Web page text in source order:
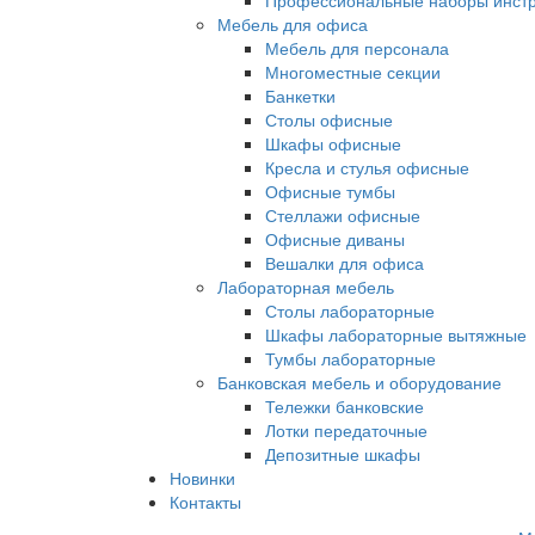
Мебель для офиса
Мебель для персонала
Многоместные секции
Банкетки
Столы офисные
Шкафы офисные
Кресла и стулья офисные
Офисные тумбы
Стеллажи офисные
Офисные диваны
Вешалки для офиса
Лабораторная мебель
Столы лабораторные
Шкафы лабораторные вытяжные
Тумбы лабораторные
Банковская мебель и оборудование
Тележки банковские
Лотки передаточные
Депозитные шкафы
Новинки
Контакты